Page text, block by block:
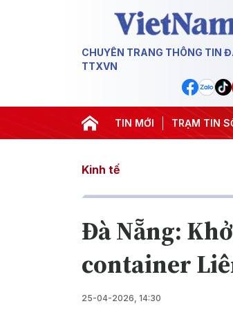
CHUYÊN TRANG THÔNG TIN
TTXVN
TIN MỚI TRẠM TIN
nghị Trung ương 3 #APEC 2027 #Đưa
Kinh tế
Đà Nẵng:
container
25-04-2026, 14:30